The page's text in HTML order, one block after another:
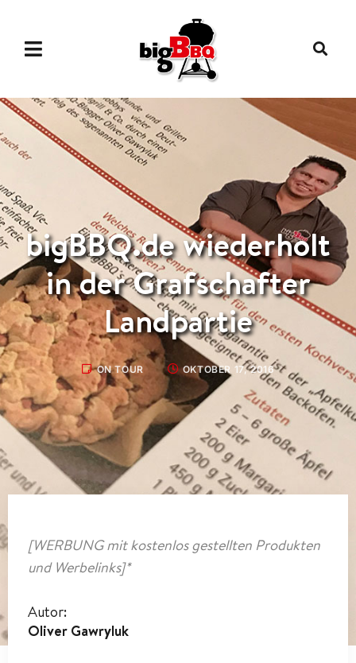
bigBBQ.de wiederholt
in der Grafschafter
Landpartie
ON TOUR OKTOBER 17, 2016
[WERBUNG mit kostenlos gestellten Produkten
und Werbelinks]*
Autor:
Oliver Gawryluk